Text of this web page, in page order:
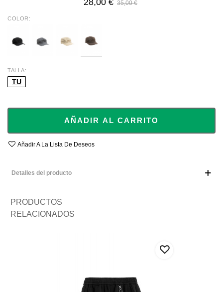
35,00 €
COLOR
TALLA
TU
AÑADIR AL CARRITO
Añadir A La Lista De Deseos
Detalles del producto
PRODUCTOS
RELACIONADOS